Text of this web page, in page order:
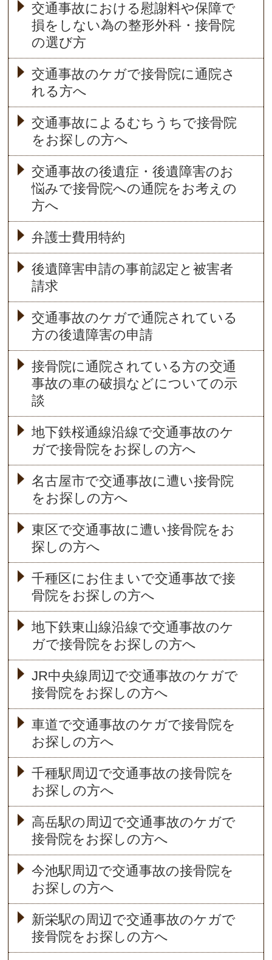
交通事故における慰謝料や保障で
損をしない為の整形外科・接骨院
の選び方
交通事故のケガで接骨院に通院さ
れる方へ
交通事故によるむちうちで接骨院
をお探しの方へ
交通事故の後遺症・後遺障害のお
悩みで接骨院への通院をお考えの
方へ
弁護士費用特約
後遺障害申請の事前認定と被害者
請求
交通事故のケガで通院されている
方の後遺障害の申請
接骨院に通院されている方の交通
事故の車の破損などについての示
談
地下鉄桜通線沿線で交通事故のケ
ガで接骨院をお探しの方へ
名古屋市で交通事故に遭い接骨院
をお探しの方へ
東区で交通事故に遭い接骨院をお
探しの方へ
千種区にお住まいで交通事故で接
骨院をお探しの方へ
地下鉄東山線沿線で交通事故のケ
ガで接骨院をお探しの方へ
JR中央線周辺で交通事故のケガで
接骨院をお探しの方へ
車道で交通事故のケガで接骨院を
お探しの方へ
千種駅周辺で交通事故の接骨院を
お探しの方へ
高岳駅の周辺で交通事故のケガで
接骨院をお探しの方へ
今池駅周辺で交通事故の接骨院を
お探しの方へ
新栄駅の周辺で交通事故のケガで
接骨院をお探しの方へ